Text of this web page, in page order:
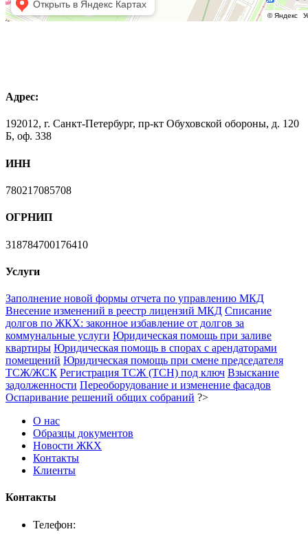
Адрес:
192012, г. Санкт-Петербург, пр-кт Обуховской обороны, д. 120
Б, оф. 338
ИНН
780217085708
ОГРНИП
318784700176410
Услуги
Заполнение новой формы отчета по управлению МКД
Внесение изменений в реестр лицензий МКД Списание
долгов по ЖКХ: законное избавление от долгов за
коммунальные услуги Юридическая помощь при заливе
квартиры Юридическая помощь в спорах с арендаторами
помещений Юридическая помощь при смене председателя
ТСЖ/ЖСК Регистрация ТСЖ (ТСН) под ключ Взыскание
задолженности Переоборудование и изменение фасадов
Оспаривание решений общих собраний ?>
О нас
Образцы документов
Новости ЖКХ
Контакты
Клиенты
Контакты
Телефон: